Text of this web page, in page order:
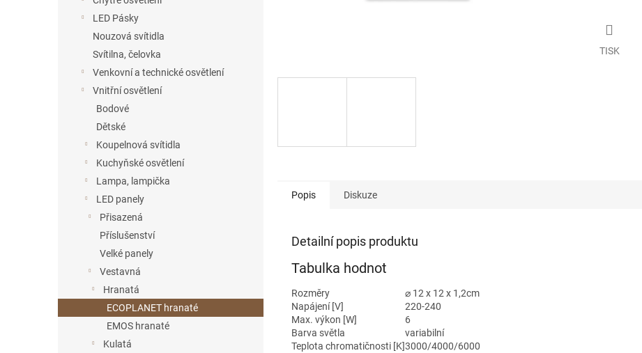
LED Pásky
Nouzová svítidla
Svítilna, čelovka
Venkovní a technické osvětlení
Vnitřní osvětlení
Bodové
Dětské
Koupelnová svítidla
Kuchyňské osvětlení
Lampa, lampička
LED panely
Přisazená
Příslušenství
Velké panely
Vestavná
Hranatá
ECOPLANET hranaté
EMOS hranaté
Kulatá
TISK
Popis Diskuze
Detailní popis produktu
Tabulka hodnot
Rozměry
⌀ 12 x 12 x 1,2cm
Napájení [V]
220-240
Max. výkon [W]
6
Barva světla
variabilní
Teplota chromatičnosti [K]3000/4000/6000